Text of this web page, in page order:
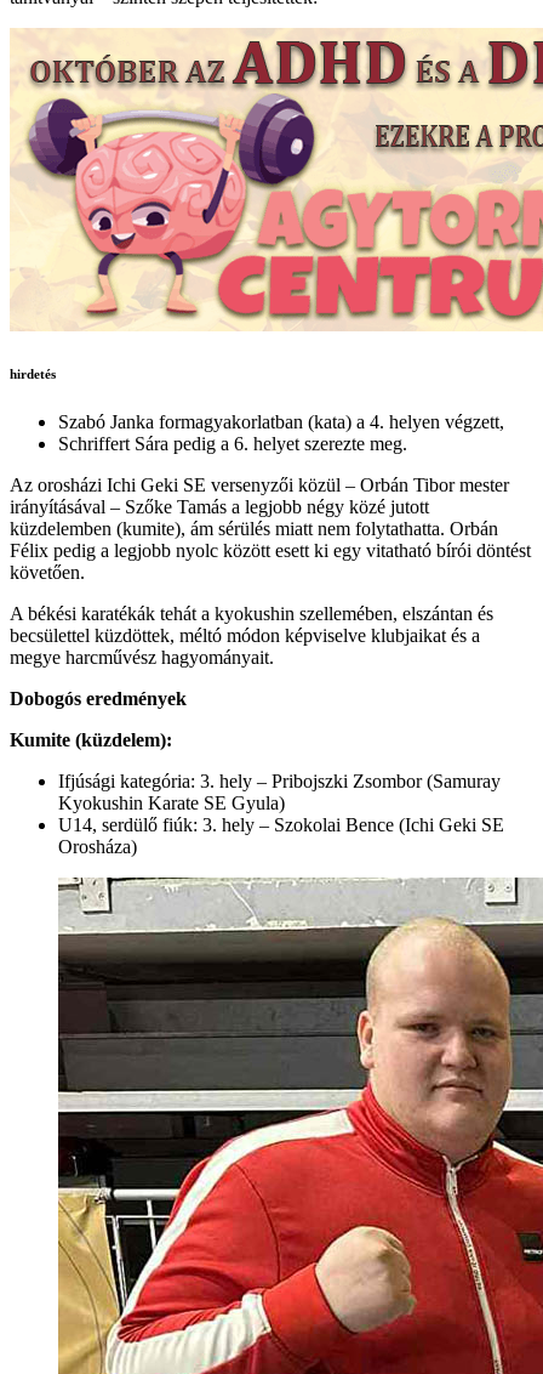
hirdetés
Szabó Janka formagyakorlatban (kata) a 4. helyen végzett,
Schriffert Sára pedig a 6. helyet szerezte meg.
Az orosházi Ichi Geki SE versenyzői közül – Orbán Tibor mester
irányításával – Szőke Tamás a legjobb négy közé jutott
küzdelemben (kumite), ám sérülés miatt nem folytathatta. Orbán
Félix pedig a legjobb nyolc között esett ki egy vitatható bírói döntést
követően.
A békési karatékák tehát a kyokushin szellemében, elszántan és
becsülettel küzdöttek, méltó módon képviselve klubjaikat és a
megye harcművész hagyományait.
Dobogós eredmények
Kumite (küzdelem):
Ifjúsági kategória: 3. hely – Pribojszki Zsombor (Samuray
Kyokushin Karate SE Gyula)
U14, serdülő fiúk: 3. hely – Szokolai Bence (Ichi Geki SE
Orosháza)